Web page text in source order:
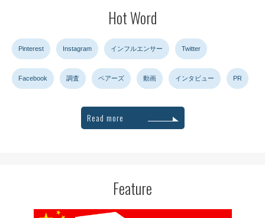
Hot Word
Pinterest Instagram インフルエンサー Twitter
Facebook 調査 ペアーズ 動画 インタビュー PR
Read more
Feature